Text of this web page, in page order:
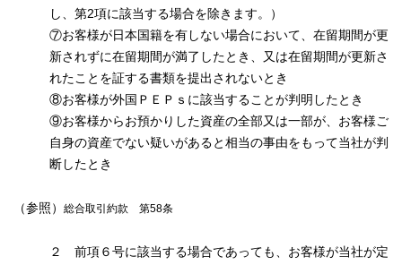
し、第2項に該当する場合を除きます。）
⑦お客様が日本国籍を有しない場合において、在留期間が更
新されずに在留期間が満了したとき、又は在留期間が更新さ
れたことを証する書類を提出されないとき
⑧お客様が外国ＰＥＰｓに該当することが判明したとき
⑨お客様からお預かりした資産の全部又は一部が、お客様ご
自身の資産でない疑いがあると相当の事由をもって当社が判
断したとき
（参照） 総合取引約款 第58条
２ 前項６号に該当する場合であっても、お客様が当社が定